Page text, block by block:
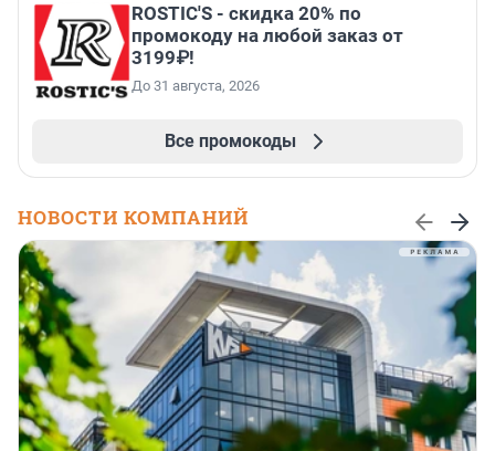
ROSTIC'S - скидка 20% по
промокоду на любой заказ от
3199₽!
До 31 августа, 2026
Все промокоды
НОВОСТИ КОМПАНИЙ